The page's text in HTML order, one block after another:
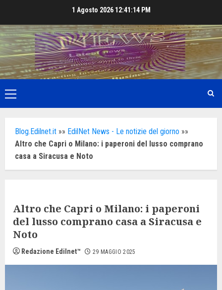
content
1 Agosto 2026 12:41:15 PM
Primary
Menu
Blog.Edilnet.it »» EdilNet News - Le notizie del giorno »»
Altro che Capri o Milano: i paperoni del lusso comprano
casa a Siracusa e Noto
Altro che Capri o Milano: i paperoni
del lusso comprano casa a Siracusa e
Noto
Redazione Edilnet™ 29 MAGGIO 2025